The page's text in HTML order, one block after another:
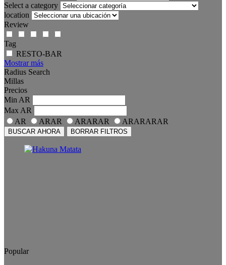
Select a category
location
Review
Tag
RESTO-BAR
Mostrar más
Radius Search
Millas
Precios
Min AR
Max AR
AR
ARAR ARARAR ARARARAR
BUSCAR AHORA BORRAR FILTROS
Popular